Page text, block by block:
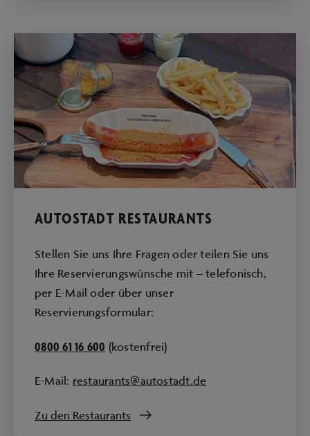
AUTOSTADT RESTAURANTS
Stellen Sie uns Ihre Fragen oder teilen Sie uns
Ihre Reservierungswünsche mit – telefonisch,
per E-Mail oder über unser
Reservierungsformular:
0800 61 16 600 (kostenfrei)
E-Mail: restaurants@autostadt.de
Zu den Restaurants